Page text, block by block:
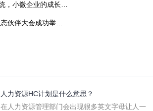
人力资源HC计划是什么意思？
在人力资源管理部门会出现很多英文字母让人一